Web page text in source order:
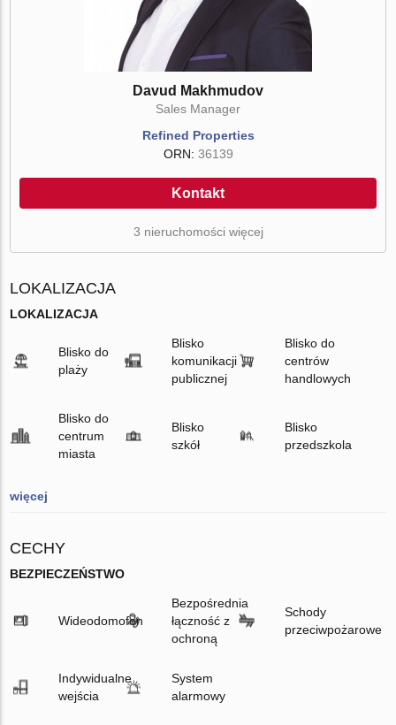
Davud Makhmudov
Sales Manager
Refined Properties
ORN: 36139
Kontakt
3 nieruchomości więcej
LOKALIZACJA
LOKALIZACJA
Blisko do
plaży
Blisko
komunikacji
publicznej
Blisko do
centrów
handlowych
Blisko do
centrum
miasta
Blisko
szkół
Blisko
przedszkola
więcej
CECHY
BEZPIECZEŃSTWO
Wideodomofon
Bezpośrednia
łączność z
ochroną
Schody
przeciwpożarowe
Indywidualne
wejścia
System
alarmowy